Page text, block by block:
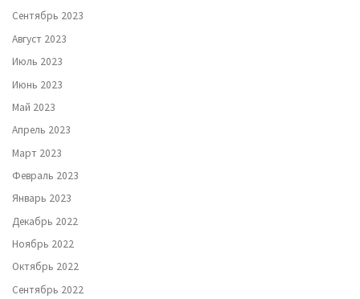
Сентябрь 2023
Август 2023
Июль 2023
Июнь 2023
Май 2023
Апрель 2023
Март 2023
Февраль 2023
Январь 2023
Декабрь 2022
Ноябрь 2022
Октябрь 2022
Сентябрь 2022